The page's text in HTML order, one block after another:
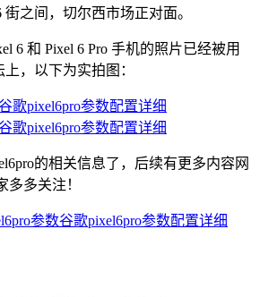
之间，切尔西市场正对面。
6 和 Pixel 6 Pro 手机的照片已经被用
，以下为实拍图：
的相关信息了，后续有更多内容网
多多关注！
参数谷歌pixel6pro参数配置详细